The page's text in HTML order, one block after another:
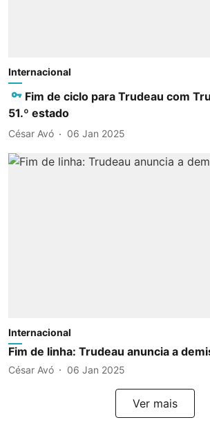
Internacional
Fim de ciclo para Trudeau com
51.º estado
César Avó 06 Jan 2025
Internacional
Fim de linha: Trudeau anuncia a
César Avó 06 Jan 2025
Ver mais